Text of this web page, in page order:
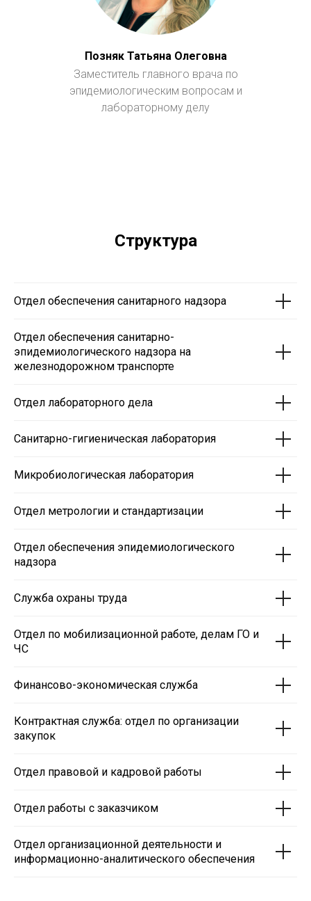
Позняк Татьяна Олеговна
Заместитель главного врача по
эпидемиологическим вопросам и
лабораторному делу
Структура
Отдел обеспечения санитарного надзора
Отдел обеспечения санитарно-
эпидемиологического надзора на
железнодорожном транспорте
Отдел лабораторного дела
Санитарно-гигиеническая лаборатория
Микробиологическая лаборатория
Отдел метрологии и стандартизации
Отдел обеспечения эпидемиологического
надзора
Служба охраны труда
Отдел по мобилизационной работе, делам ГО и
ЧС
Финансово-экономическая служба
Контрактная служба: отдел по организации
закупок
Отдел правовой и кадровой работы
Отдел работы с заказчиком
Отдел организационной деятельности и
информационно-аналитического обеспечения